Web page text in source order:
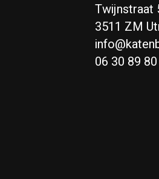
Twijnstraat
3511 ZM
06 30 89